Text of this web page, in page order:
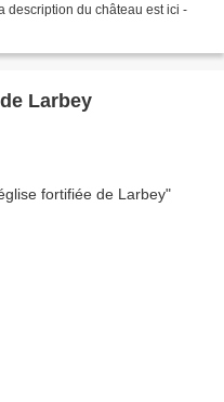
description du château est ici -
Larbey